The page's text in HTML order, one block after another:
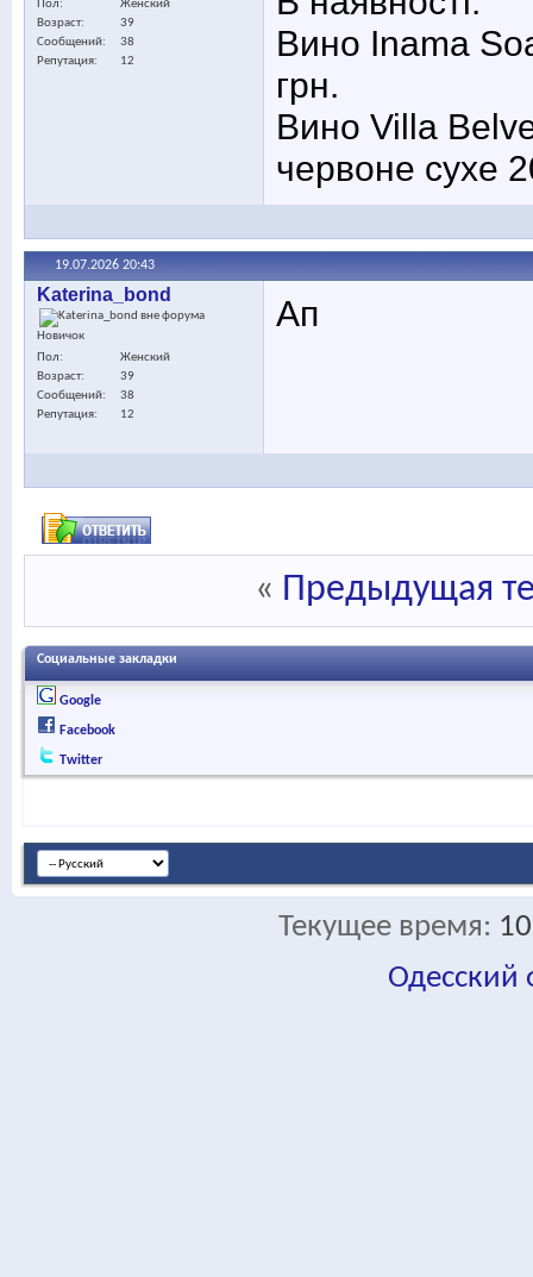
Пол
Женский
Возраст
39
Сообщений
38
Репутация
12
Вино Inama
грн.
Вино Villa
червоне сухе
19.07.2026 20:43
Katerina_bond
Новичок
Пол
Женский
Возраст
39
Сообщений
38
Репутация
12
Ап
« Предыдущая
Социальные закладки
Google
Facebook
Twitter
Текущее время:
Одесский